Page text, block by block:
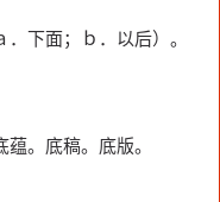
下面；ｂ．以后）。
。底稿。底版。